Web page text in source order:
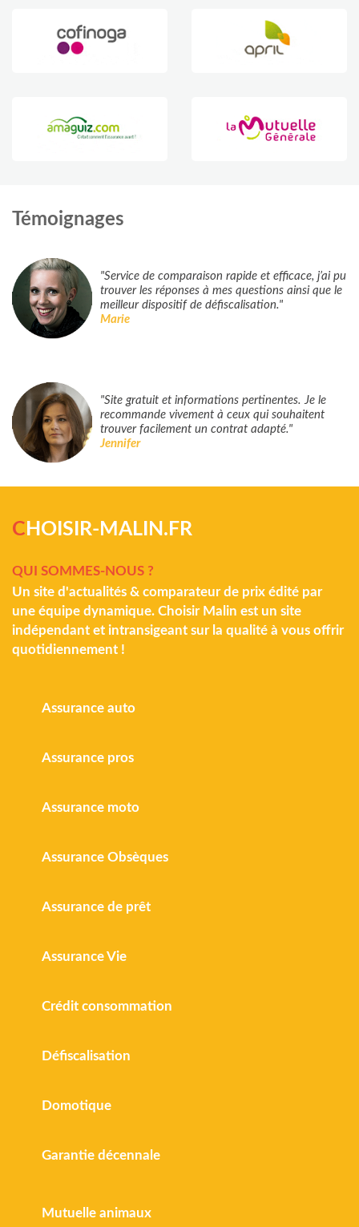
Témoignages
"Service de comparaison rapide et efficace, j’ai pu
trouver les réponses à mes questions ainsi que le
meilleur dispositif de défiscalisation."
Marie
"Site gratuit et informations pertinentes. Je le
recommande vivement à ceux qui souhaitent
trouver facilement un contrat adapté."
Jennifer
C HOISIR-MALIN.FR
QUI SOMMES-NOUS ?
Un site d'actualités & comparateur de prix édité par
une équipe dynamique. Choisir Malin est un site
indépendant et intransigeant sur la qualité à vous offrir
quotidiennement !
Assurance auto
Assurance pros
Assurance moto
Assurance Obsèques
Assurance de prêt
Assurance Vie
Crédit consommation
Défiscalisation
Domotique
Garantie décennale
Mutuelle animaux